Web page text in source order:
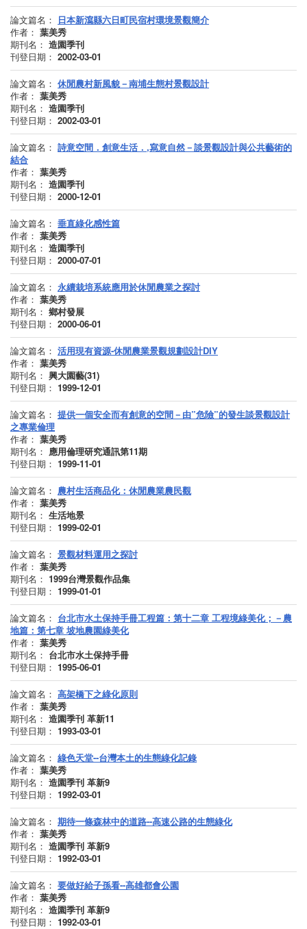
論文篇名： 日本新瀉縣六日町民宿村環境景觀簡介
作者： 葉美秀
期刊名： 造園季刊
刊登日期： 2002-03-01
論文篇名： 休閒農村新風貌－南埔生態村景觀設計
作者： 葉美秀
期刊名： 造園季刊
刊登日期： 2002-03-01
論文篇名： 詩意空間．創意生活．,寫意自然－談景觀設計與公共藝術的
結合
作者： 葉美秀
期刊名： 造園季刊
刊登日期： 2000-12-01
論文篇名： 垂直綠化感性篇
作者： 葉美秀
期刊名： 造園季刊
刊登日期： 2000-07-01
論文篇名： 永續栽培系統應用於休閒農業之探討
作者： 葉美秀
期刊名： 鄉村發展
刊登日期： 2000-06-01
論文篇名： 活用現有資源-休閒農業景觀規劃設計DIY
作者： 葉美秀
期刊名： 興大園藝(31)
刊登日期： 1999-12-01
論文篇名： 提供一個安全而有創意的空間－由”危險”的發生談景觀設計
之專業倫理
作者： 葉美秀
期刊名： 應用倫理研究通訊第11期
刊登日期： 1999-11-01
論文篇名： 農村生活商品化：休閒農業農民觀
作者： 葉美秀
期刊名： 生活地景
刊登日期： 1999-02-01
論文篇名： 景觀材料運用之探討
作者： 葉美秀
期刊名： 1999台灣景觀作品集
刊登日期： 1999-01-01
論文篇名： 台北市水土保持手冊工程篇：第十二章 工程境綠美化；－農
地篇：第七章 坡地農園綠美化
作者： 葉美秀
期刊名： 台北市水土保持手冊
刊登日期： 1995-06-01
論文篇名： 高架橋下之綠化原則
作者： 葉美秀
期刊名： 造園季刊 革新11
刊登日期： 1993-03-01
論文篇名： 綠色天堂--台灣本土的生態綠化記錄
作者： 葉美秀
期刊名： 造園季刊 革新9
刊登日期： 1992-03-01
論文篇名： 期待一條森林中的道路--高速公路的生態綠化
作者： 葉美秀
期刊名： 造園季刊 革新9
刊登日期： 1992-03-01
論文篇名： 要做好給子孫看--高雄都會公園
作者： 葉美秀
期刊名： 造園季刊 革新9
刊登日期： 1992-03-01